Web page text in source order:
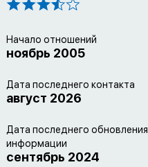
Начало отношений
ноябрь 2005
Дата последнего контакта
август 2026
Дата последнего обновления
информации
сентябрь 2024